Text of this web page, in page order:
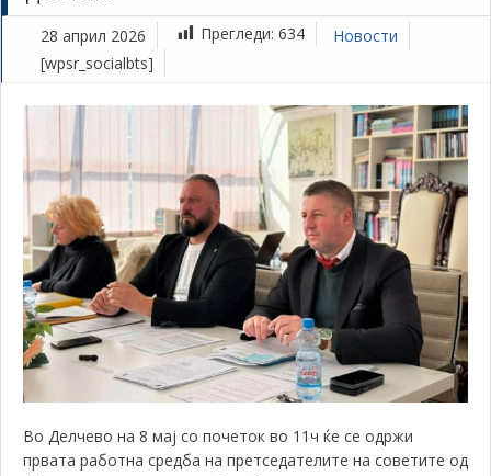
28 април 2026 Прегледи: 634
Новости
[wpsr_socialbts]
Во Делчево на 8 мај со почеток во 11ч ќе се одржи
првата работна средба на претседателите на советите од